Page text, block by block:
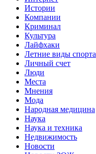
Истории
Компании
Криминал
Культура
Лайфхаки
Летние виды спорта
Личный счет
Люди
Места
Мнения
Мода
Народная медицина
Наука
Наука и техника
Недвижимость
Новости